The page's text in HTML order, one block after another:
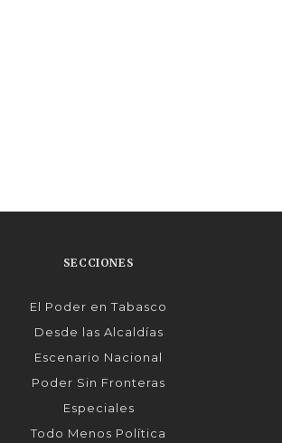
SECCIONES
El Poder en Tabasco
Desde las Alcaldías
Escenario Nacional
Poder Sin Fronteras
Especiales
Todo Menos Política